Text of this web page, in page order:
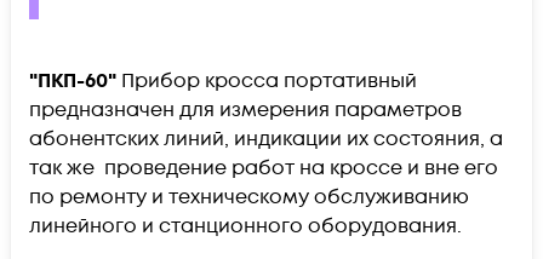
"ПКП-60" Прибор кросса портативный
предназначен для измерения параметров
абонентских линий, индикации их состояния, а
так же проведение работ на кроссе и вне его
по ремонту и техническому обслуживанию
линейного и станционного оборудования.